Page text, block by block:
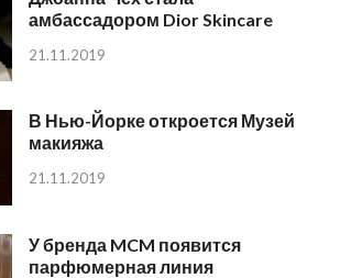
амбассадором Dior Skincare
21.11.2019
В Нью-Йорке откроется Музей
макияжа
21.11.2019
У бренда MCM появится
парфюмерная линия